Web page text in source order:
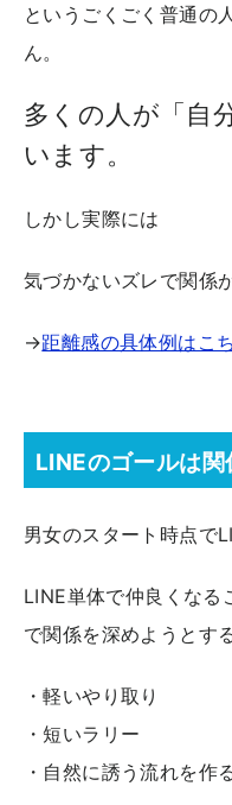
というごくごく普通の
ん。
多くの人が「自
います。
しかし実際には
気づかないズレで関係
→距離感の具体例はこ
LINEのゴールは関
男女のスタート時点で
LINE単体で仲良くなる
で関係を深めようとす
・軽いやり取り
・短いラリー
・自然に誘う流れを作